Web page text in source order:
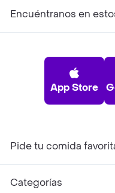
Encuéntranos en
App Store
Pide tu comida
Categorías